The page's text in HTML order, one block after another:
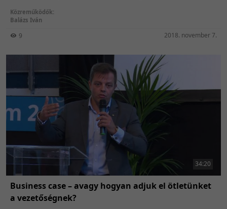
Közreműködők:
Balázs Iván
9 2018. november 7.
34:20
Business case – avagy hogyan adjuk el ötletünket
a vezetőségnek?